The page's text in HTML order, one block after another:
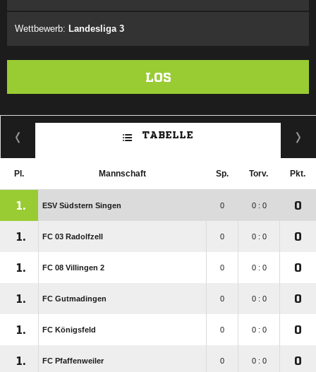
Wettbewerb: Landesliga 3
LOS
TABELLE
Pl. Mannschaft Sp. Torv. Pkt.
1. ESV Südstern Singen 0 0 : 0 0
1. FC 03 Radolfzell 0 0 : 0 0
1. FC 08 Villingen 2 0 0 : 0 0
1. FC Gutmadingen 0 0 : 0 0
1. FC Königsfeld 0 0 : 0 0
1. FC Pfaffenweiler 0 0 : 0 0